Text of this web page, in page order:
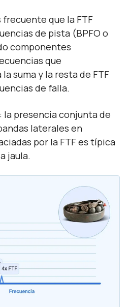
frecuente que la FTF
de pista (BPFO o
componentes
que
suma y la resta de FTF
de falla.
: la presencia conjunta de
laterales en
por la FTF es típica
jaula.